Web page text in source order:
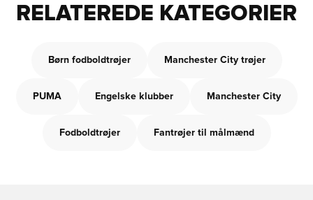
RELATEREDE KATEGORIER
Børn fodboldtrøjer Manchester City trøjer
PUMA Engelske klubber Manchester City
Fodboldtrøjer Fantrøjer til målmænd